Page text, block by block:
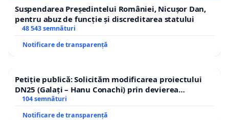
Suspendarea Președintelui României, Nicușor Dan,
pentru abuz de funcție și discreditarea statului
48 543 semnături
Notificare de transparență
Petiție publică: Solicităm modificarea proiectului
DN25 (Galați – Hanu Conachi) prin devierea
traseului în afara localităților!
104 semnături
Notificare de transparență